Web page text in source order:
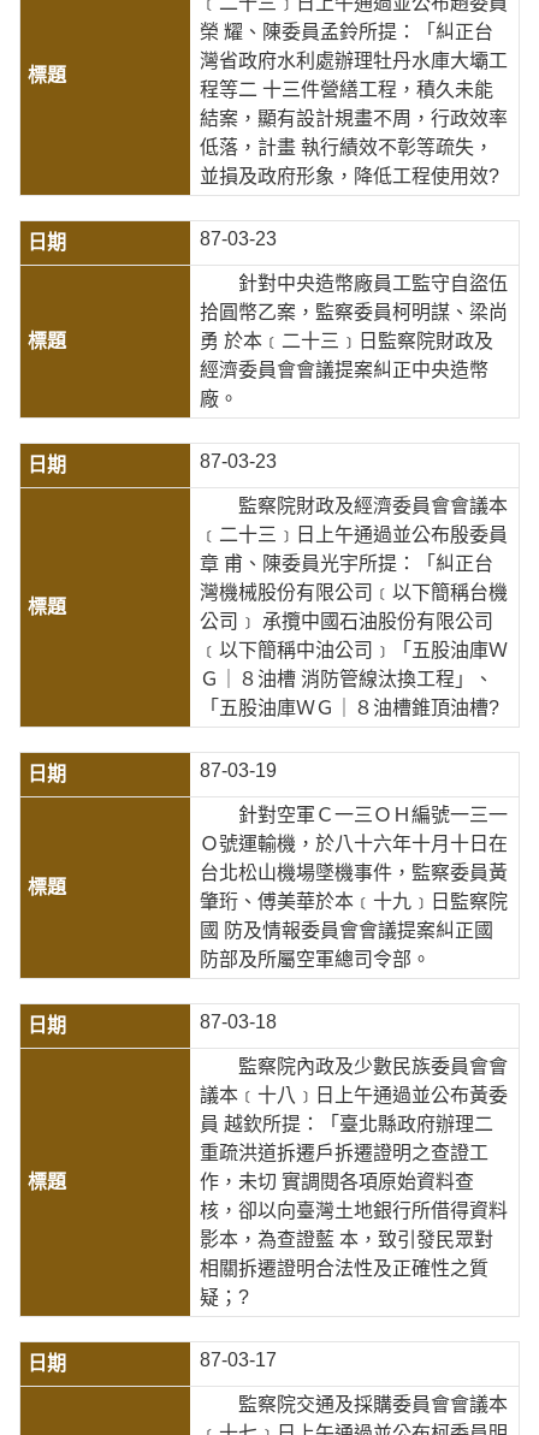
榮 耀、陳委員孟鈴所提：「糾正台
灣省政府水利處辦理牡丹水庫大壩工
程等二 十三件營繕工程，積久未能
結案，顯有設計規畫不周，行政效率
低落，計畫 執行績效不彰等疏失，
並損及政府形象，降低工程使用效?
87-03-23
針對中央造幣廠員工監守自盜伍
拾圓幣乙案，監察委員柯明謀、梁尚
勇 於本﹝二十三﹞日監察院財政及
經濟委員會會議提案糾正中央造幣
廠。
87-03-23
監察院財政及經濟委員會會議本
﹝二十三﹞日上午通過並公布殷委員
章 甫、陳委員光宇所提：「糾正台
灣機械股份有限公司﹝以下簡稱台機
公司﹞ 承攬中國石油股份有限公司
﹝以下簡稱中油公司﹞「五股油庫Ｗ
Ｇ｜８油槽 消防管線汰換工程」、
「五股油庫ＷＧ｜８油槽錐頂油槽?
87-03-19
針對空軍Ｃ一三ＯＨ編號一三一
Ｏ號運輸機，於八十六年十月十日在
台北松山機場墜機事件，監察委員黃
肇珩、傅美華於本﹝十九﹞日監察院
國 防及情報委員會會議提案糾正國
防部及所屬空軍總司令部。
87-03-18
監察院內政及少數民族委員會會
議本﹝十八﹞日上午通過並公布黃委
員 越欽所提：「臺北縣政府辦理二
重疏洪道拆遷戶拆遷證明之查證工
作，未切 實調閱各項原始資料查
核，卻以向臺灣土地銀行所借得資料
影本，為查證藍 本，致引發民眾對
相關拆遷證明合法性及正確性之質
疑；?
87-03-17
監察院交通及採購委員會會議本